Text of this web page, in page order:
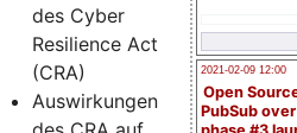
2021-02-09 12:00
Open
PubSub
des Cyber
Resilience Act
(CRA)
Auswirkungen